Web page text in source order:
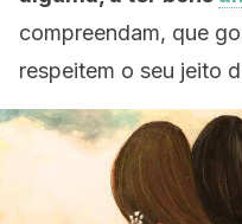
compreendam, que
respeitem o seu jeito